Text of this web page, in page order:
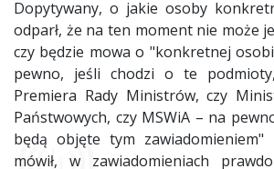
Dopytywany, o jakie osoby
odparł, że na ten moment nie może
czy będzie mowa o "konkretnej
pewno, jeśli chodzi o te
Premiera Rady Ministrów, czy
Państwowych, czy MSWiA – na
będą objęte tym zawiadomieniem"
mówił, w zawiadomieniach